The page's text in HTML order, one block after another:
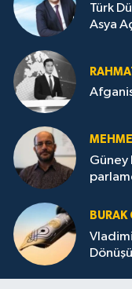
Türk
Asya
Güney
BURAK